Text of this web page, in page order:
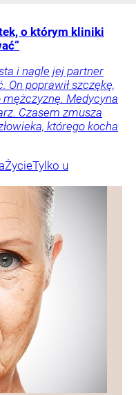
o którym kliniki
i nagle jej partner
On poprawił szczękę,
mężczyznę. Medycyna
Czasem zmusza
którego kocha
ŻycieTylko u